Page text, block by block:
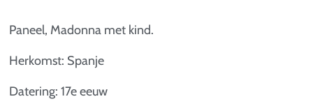
Paneel, Madonna met kind.
Herkomst: Spanje
Datering: 17e eeuw